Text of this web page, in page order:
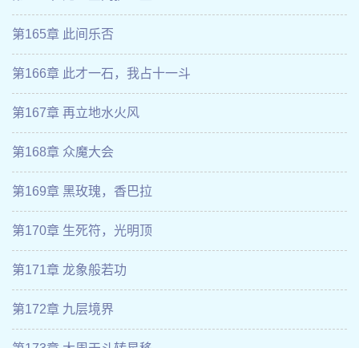
第165章 此间乐否
第166章 此才一石，我占十一斗
第167章 再立地水火风
第168章 众魔大会
第169章 黑玫瑰，香巴拉
第170章 生死符，光明顶
第171章 龙象般若功
第172章 九层境界